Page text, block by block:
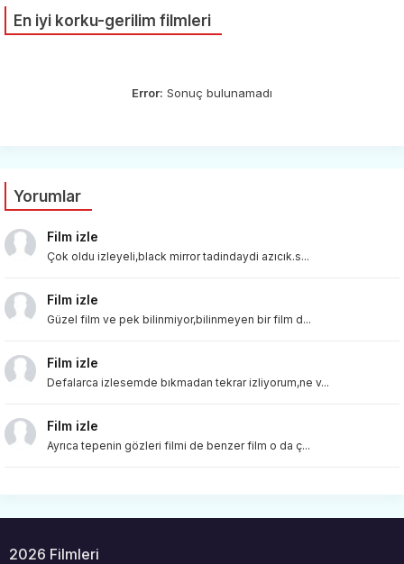
En iyi korku-gerilim filmleri
Error: Sonuç bulunamadı
Yorumlar
Film izle
Çok oldu izleyeli,black mirror tadindaydi azıcık.s...
Film izle
Güzel film ve pek bilinmiyor,bilinmeyen bir film d...
Film izle
Defalarca izlesemde bıkmadan tekrar izliyorum,ne v...
Film izle
Ayrıca tepenin gözleri filmi de benzer film o da ç...
2026 Filmleri